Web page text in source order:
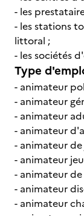
- les
- les stations
littoral ;
- les sociétés
Type
- animateur
- animateur
- animateur
- animateur
- animateur
- animateur
- animateur de
- animateur
- animateur